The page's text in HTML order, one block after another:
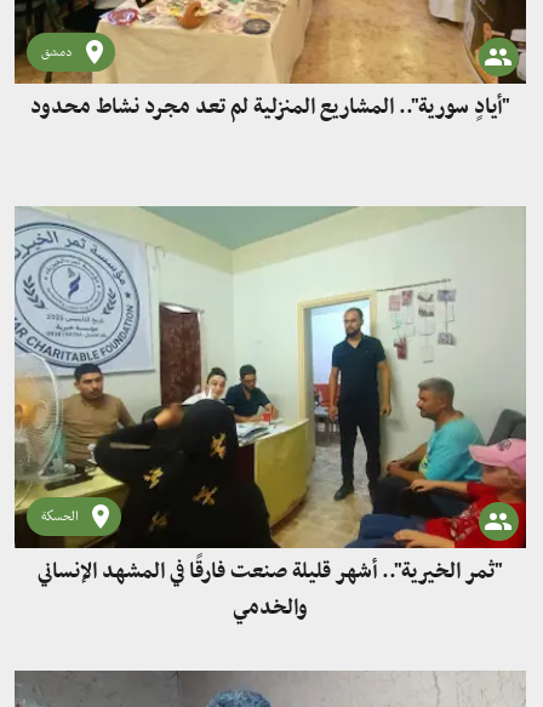
دمشق
"أيادٍ سورية".. المشاريع المنزلية لم تعد مجرد نشاط محدود
الحسكة
"ثمر الخيرية".. أشهر قليلة صنعت فارقًا في المشهد الإنساني
والخدمي